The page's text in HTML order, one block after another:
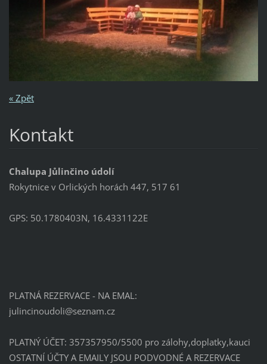
« Zpět
Kontakt
Chalupa Jůlinčino údolí
Rokytnice v Orlických horách 447, 517 61
GPS: 50.1780403N, 16.4331122E
PLATNÁ REZERVACE - NA EMAL:
julincinoudoli@seznam.cz
PLATNÝ ÚČET: 357357950/5500 pro zálohy,doplatky,kauci
OSTATNÍ ÚČTY A EMAILY JSOU PODVODNÉ A REZERVACE